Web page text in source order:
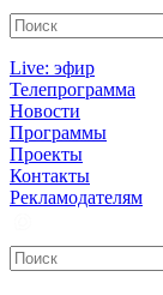
Live: эфир
Телепрограмма
Новости
Программы
Проекты
Контакты
Рекламодателям